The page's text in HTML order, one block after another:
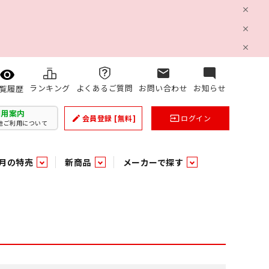
履歴 ランキング よくあるご質問
mail
お問い合わせ
mode_comment
お知らせ
案内
ご利用について create 会員登録 [無料] inputログイン
文具 玩具 スポーツ用品
家庭補修
の特売 新商品 メーカーで探す